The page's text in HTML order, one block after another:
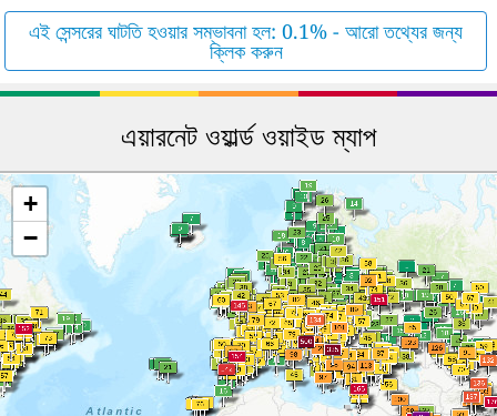
এই সেন্সরের ঘাটতি হওয়ার সম্ভাবনা হল: 0.1% - আরো তথ্যের জন্য
ক্লিক করুন
এয়ারনেট ওয়ার্ল্ড ওয়াইড ম্যাপ
+
−